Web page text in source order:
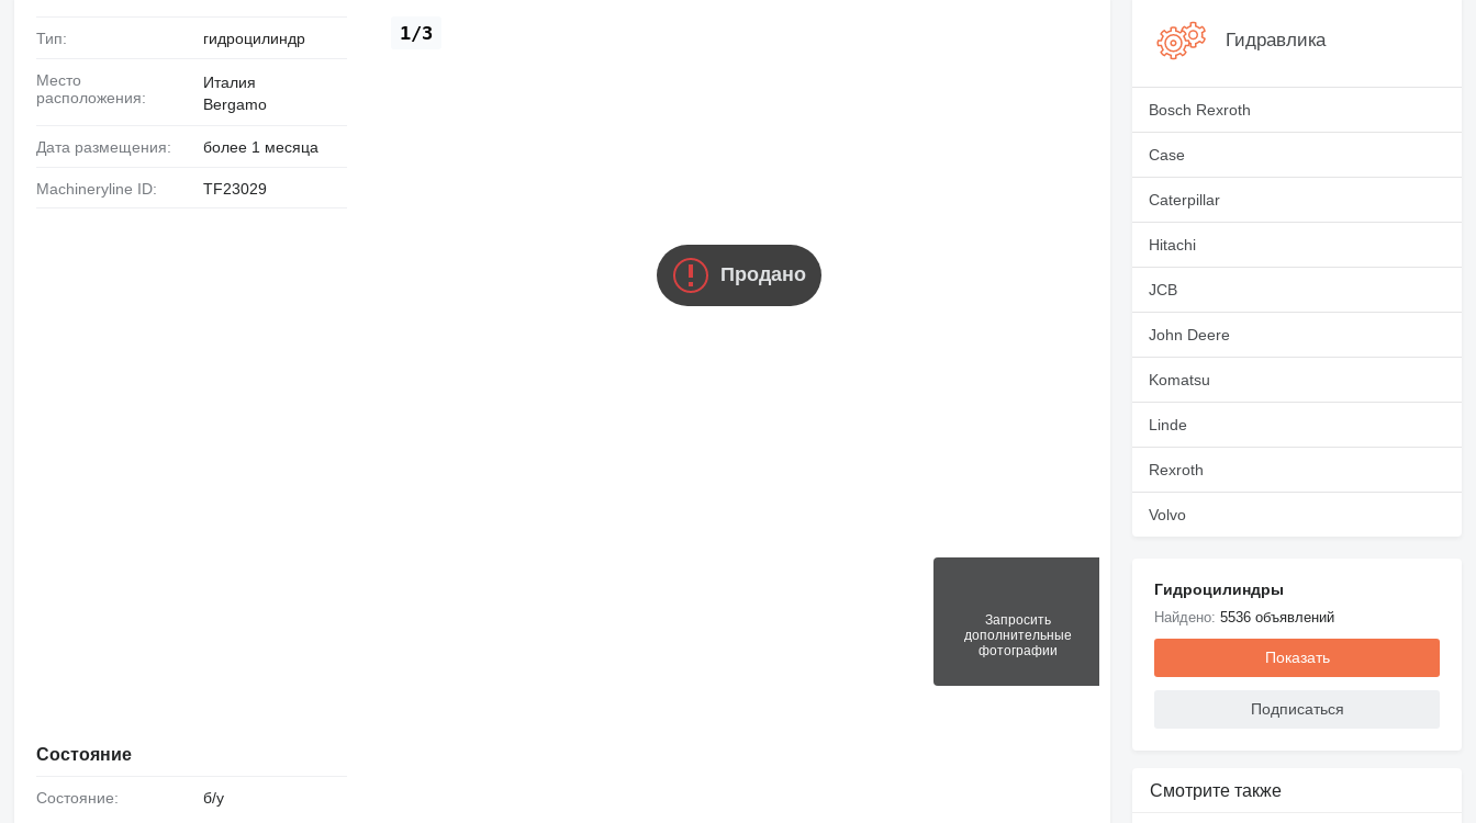
Продано
Запросить
дополнительные
фотографии
1/3
Тип: гидроцилиндр
Место
расположения:
Италия
Bergamo
Дата размещения: более 1 месяца
Machineryline ID: TF23029
Состояние
Состояние: б/у
Гидравлика
Bosch Rexroth
Case
Caterpillar
Hitachi
JCB
John Deere
Komatsu
Linde
Rexroth
Volvo
Гидроцилиндры
Найдено:5536 объявлений
Показать
Подписаться
Смотрите также